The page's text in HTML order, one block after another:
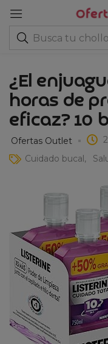
¿El
horas de
eficaz? 10
Ofertas Outlet
Cuidado bucal